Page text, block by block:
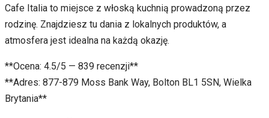
Cafe Italia to miejsce z włoską kuchnią prowadzoną przez
rodzinę. Znajdziesz tu dania z lokalnych produktów, a
atmosfera jest idealna na każdą okazję.
**Ocena: 4.5/5 — 839 recenzji**
**Adres: 877-879 Moss Bank Way, Bolton BL1 5SN, Wielka
Brytania**